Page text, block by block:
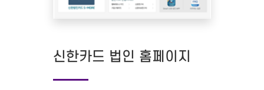
신한카드 법인 홈페이지